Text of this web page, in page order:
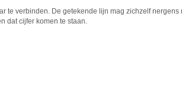
te verbinden. De getekende lijn mag zichzelf nergens
dat cijfer komen te staan.